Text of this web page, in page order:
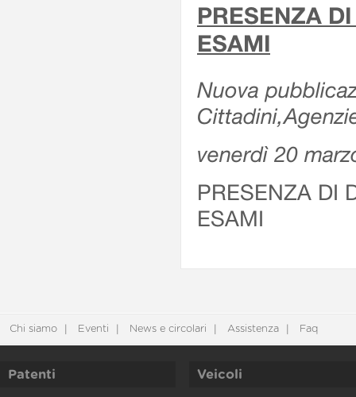
PRESENZA
ESAMI
Nuova
venerdì 20
PRESENZA DI
ESAMI
Chi siamo Eventi News e circolari Assistenza Faq
Patenti Veicoli